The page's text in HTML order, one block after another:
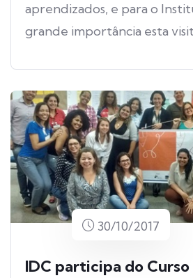
aprendizados, e para o
grande importância esta
30/10/2017
IDC participa do